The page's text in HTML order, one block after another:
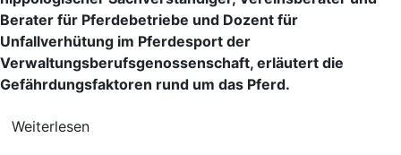
Berater für Pferdebetriebe und Dozent für
Unfallverhütung im Pferdesport der
Verwaltungsberufsgenossenschaft, erläutert die
Gefährdungsfaktoren rund um das Pferd.
Weiterlesen